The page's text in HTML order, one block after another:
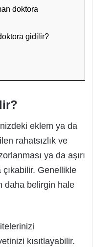
doktora
gidilir?
eklem ya da
rahatsızlık ve
ya da aşırı
Genellikle
daha belirgin hale
kısıtlayabilir.